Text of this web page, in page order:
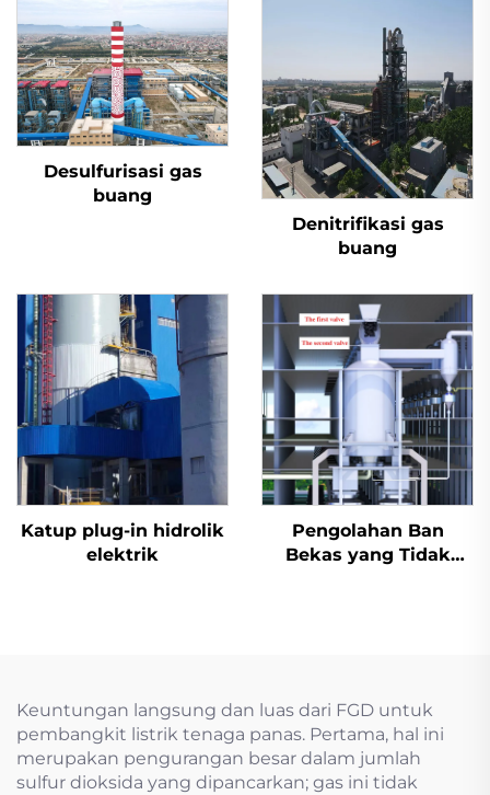
Desulfurisasi gas
buang
Denitrifikasi gas
buang
Katup plug-in hidrolik
elektrik
Pengolahan Ban
Bekas yang Tidak
Keuntungan langsung dan luas dari FGD untuk
pembangkit listrik tenaga panas. Pertama, hal ini
merupakan pengurangan besar dalam jumlah
sulfur dioksida yang dipancarkan; gas ini tidak